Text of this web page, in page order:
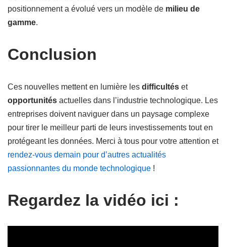
positionnement a évolué vers un modèle de milieu de
gamme.
Conclusion
Ces nouvelles mettent en lumière les difficultés et
opportunités actuelles dans l’industrie technologique. Les
entreprises doivent naviguer dans un paysage complexe
pour tirer le meilleur parti de leurs investissements tout en
protégeant les données. Merci à tous pour votre attention et
rendez-vous demain pour d’autres actualités
passionnantes du monde technologique !
Regardez la vidéo ici :